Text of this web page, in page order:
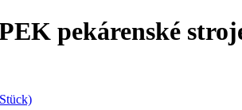
pekárenské